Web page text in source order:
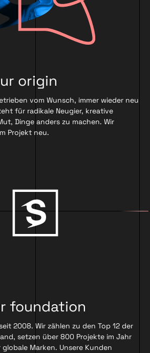
origin
vom Wunsch, immer wieder neu
für radikale Neugier, kreative
Dinge anders zu machen. Wir
Projekt neu.
foundation
2008. Wir zählen zu den Top 12 der
setzen über 800 Projekte im Jahr
Marken. Unsere Kunden